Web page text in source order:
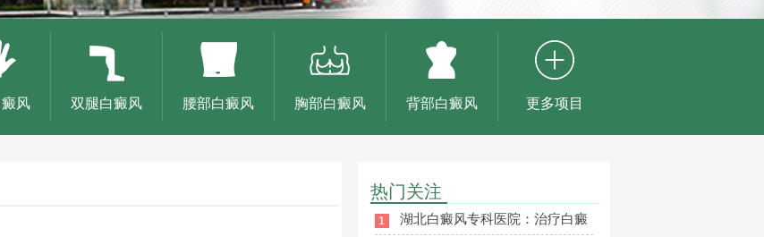
风 双腿白癜风 腰部白癜风 胸部白癜风 背部白癜风 更多项目
热门关注
湖北白癜风专科医院：治疗白癜